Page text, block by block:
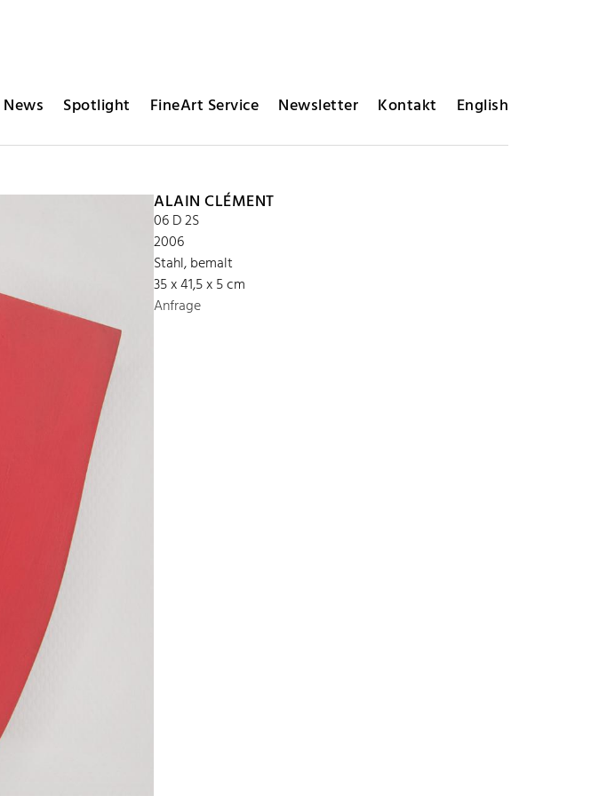
News Spotlight FineArt Service Newsletter Kontakt English
ALAIN CLÉMENT
06 D 2S
2006
Stahl, bemalt
35 x 41,5 x 5 cm
Anfrage